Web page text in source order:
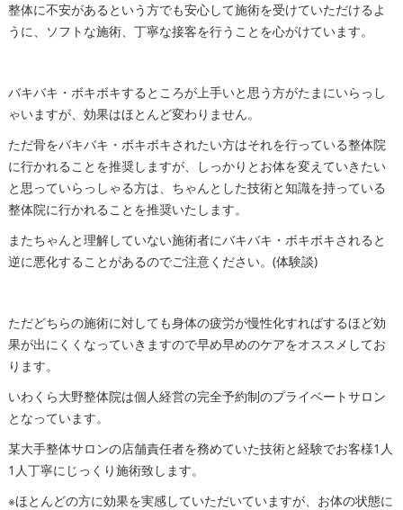
整体に不安があるという方でも安心して施術を受けていただけるよ
うに、ソフトな施術、丁寧な接客を行うことを心がけています。
バキバキ・ボキボキするところが上手いと思う方がたまにいらっし
ゃいますが、効果はほとんど変わりません。
ただ骨をバキバキ・ボキボキされたい方はそれを行っている整体院
に行かれることを推奨しますが、しっかりとお体を変えていきたい
と思っていらっしゃる方は、ちゃんとした技術と知識を持っている
整体院に行かれることを推奨いたします。
またちゃんと理解していない施術者にバキバキ・ボキボキされると
逆に悪化することがあるのでご注意ください。(体験談)
ただどちらの施術に対しても身体の疲労が慢性化すればするほど効
果が出にくくなっていきますので早め早めのケアをオススメしてお
ります。
いわくら大野整体院は個人経営の完全予約制のプライベートサロン
となっています。
某大手整体サロンの店舗責任者を務めていた技術と経験でお客様1人
1人丁寧にじっくり施術致します。
※ほとんどの方に効果を実感していただいていますが、お体の状態に